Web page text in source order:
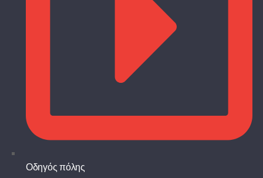
Οδηγός πόλης